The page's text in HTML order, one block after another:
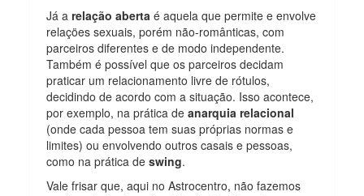
Já a relação aberta é aquela que permite e envolve
relaçöes sexuais, porém não-românticas, com
parceiros diferentes e de modo independente.
Também é possível que os parceiros decidam
praticar um relacionamento livre de rótulos,
decidindo de acordo com a situação. Isso acontece,
por exemplo, na prática deanarquia relacional
(onde cada pessoa tem suas próprias normas e
limites) ou envolvendo outros casais e pessoas,
como na prática deswing.
Vale frisar que, aqui no Astrocentro, não fazemos